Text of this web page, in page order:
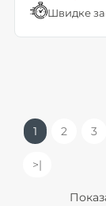
Швидке
1 2 3
>|